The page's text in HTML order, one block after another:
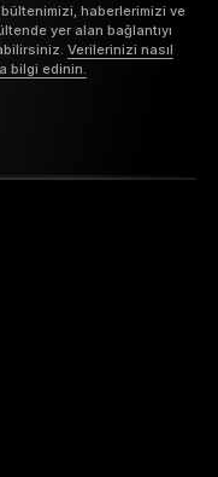
haberlerimizi ve
yer alan bağlantıyı
Verilerinizi nasıl
bilgi edinin.